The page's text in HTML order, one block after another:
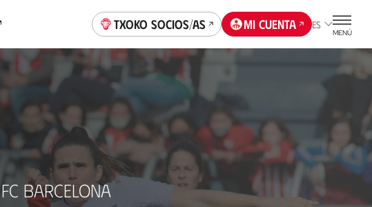
Txoko socios/as Mi cuenta ES
MENÚ
FC BARCELONA